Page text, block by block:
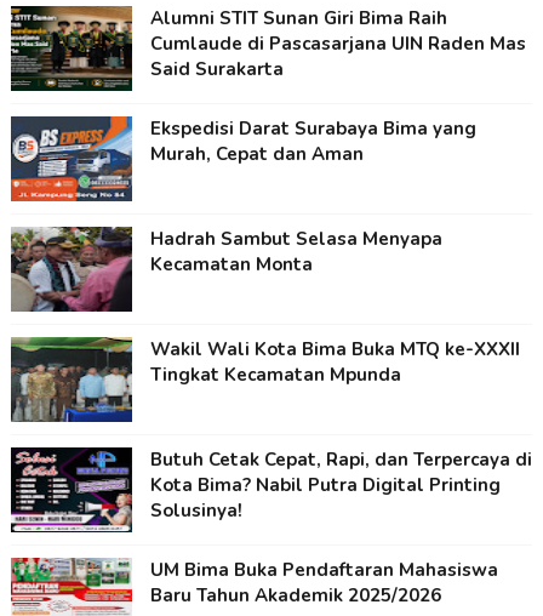
Alumni STIT Sunan Giri Bima Raih
Cumlaude di Pascasarjana UIN Raden Mas
Said Surakarta
Ekspedisi Darat Surabaya Bima yang
Murah, Cepat dan Aman
Hadrah Sambut Selasa Menyapa
Kecamatan Monta
Wakil Wali Kota Bima Buka MTQ ke-XXXII
Tingkat Kecamatan Mpunda
Butuh Cetak Cepat, Rapi, dan Terpercaya di
Kota Bima? Nabil Putra Digital Printing
Solusinya!
UM Bima Buka Pendaftaran Mahasiswa
Baru Tahun Akademik 2025/2026